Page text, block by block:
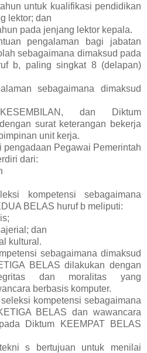
untuk kualifikasi pendidikan
lektor; dan
pada jenjang lektor kepala.
pengalaman bagi jabatan
sebagaimana dimaksud pada
b, paling singkat 8 (delapan)
sebagaimana dimaksud
dan Diktum
surat keterangan bekerja
unit kerja.
pengadaan Pegawai Pemerintah
dari:
kompetensi sebagaimana
BELAS huruf b meliputi:
dan
kultural.
sebagaimana dimaksud
BELAS dilakukan dengan
dan moralitas yang
berbasis komputer.
kompetensi sebagaimana
BELAS dan wawancara
Diktum KEEMPAT BELAS
s bertujuan untuk menilai